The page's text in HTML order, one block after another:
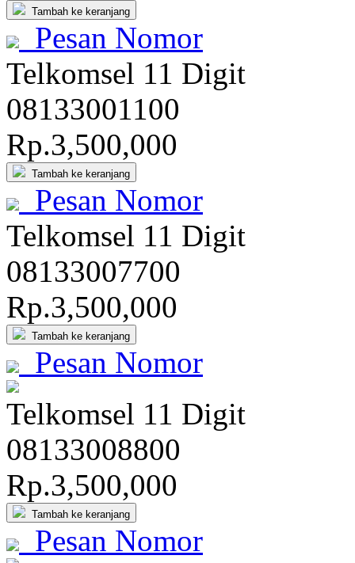
Tambah ke keranjang
Pesan Nomor
Telkomsel 11 Digit
08133001100
Rp.3,500,000
Tambah ke keranjang
Pesan Nomor
Telkomsel 11 Digit
08133007700
Rp.3,500,000
Tambah ke keranjang
Pesan Nomor
Telkomsel 11 Digit
08133008800
Rp.3,500,000
Tambah ke keranjang
Pesan Nomor